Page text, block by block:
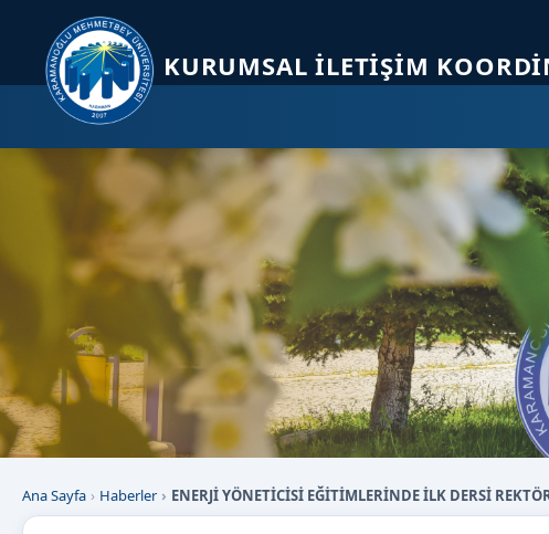
KURUMSAL İLETIŞIM
Ana Sayfa Haberler ENERJİ YÖNETİCİSİ EĞİTİMLERİNDE İLK DERSİ